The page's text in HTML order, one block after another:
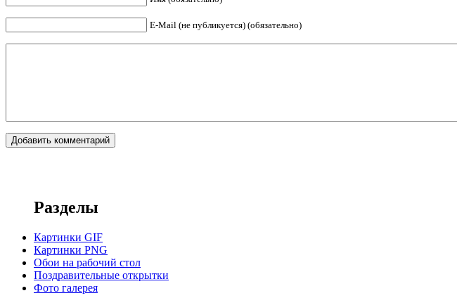
E-Mail (не публикуется) (обязательно)
Разделы
Картинки GIF
Картинки PNG
Обои на рабочий стол
Поздравительные открытки
Фото галерея